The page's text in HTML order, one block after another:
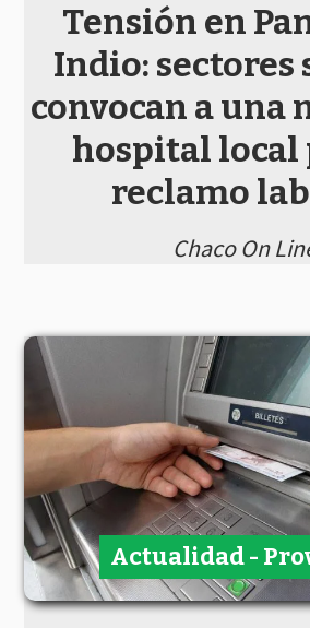
Tensión en
Indio: sectores
convocan a una
hospital local
reclamo
Chaco On
Actualidad -